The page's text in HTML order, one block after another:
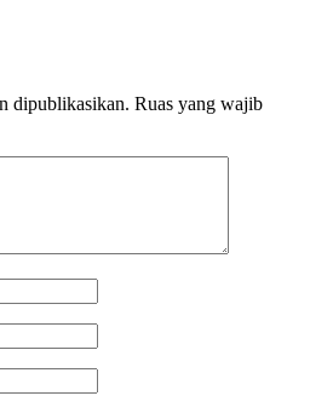
dipublikasikan. Ruas yang wajib